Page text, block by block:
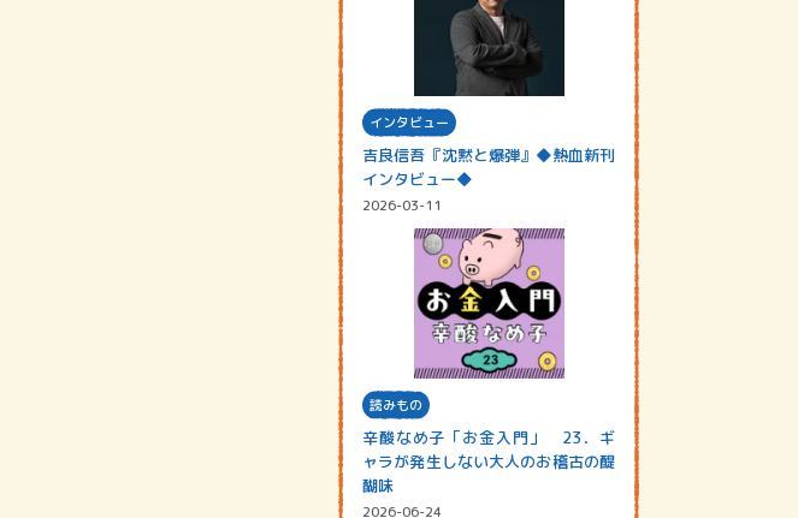
インタビュー
吉良信吾『沈黙と爆弾』◆熱血新刊
インタビュー◆
2026-03-11
読みもの
辛酸なめ子「お金入門」 23．ギ
ャラが発生しない大人のお稽古の醍
醐味
2026-06-24